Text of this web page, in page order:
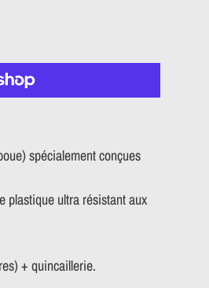
spécialement conçues
plastique ultra résistant aux
+ quincaillerie.